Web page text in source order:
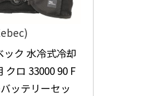
ック 水冷式冷却
クロ 33000 90 F
ッテリーセッ